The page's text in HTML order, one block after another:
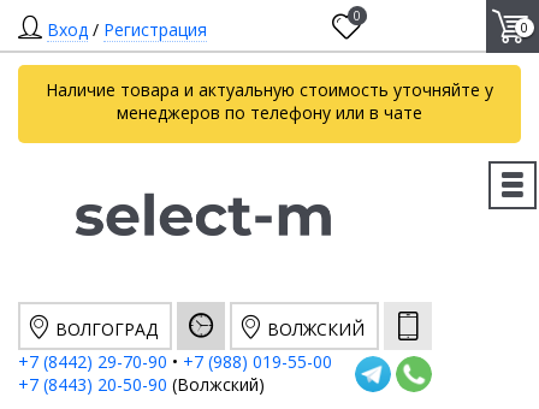
Вход / Регистрация
0
0
Наличие товара и актуальную стоимость уточняйте у
менеджеров по телефону или в чате
ВОЛГОГРАД
ВОЛЖСКИЙ
+7 (8442) 29-70-90 • +7 (988) 019-55-00
+7 (8443) 20-50-90 (Волжский)